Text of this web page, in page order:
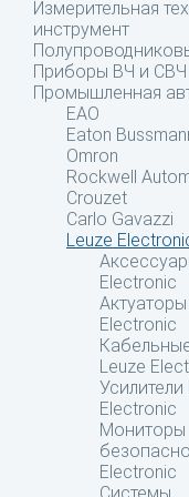
Измерительная
инструмент
Приборы ВЧ и СВЧ
Промышленная
EAO
Eaton
Omron
Rockwell
Crouzet
Carlo Gavazzi
Leuze
Electronic
Electronic
Leuze
Усилители
Electronic
Мониторы
Electronic